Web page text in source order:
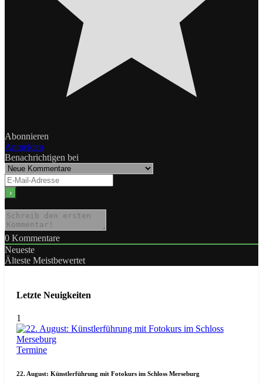
Abonnieren
Anmelden
Benachrichtigen bei
0 Kommentare
Neueste
Älteste Meistbewertet
Letzte Neuigkeiten
1
Termine
22. August: Künstlerführung mit Fotokurs im Schloss Merseburg